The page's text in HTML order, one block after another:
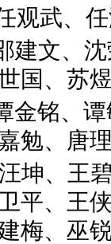
观武、
建文、
国、苏
金铭、
勉、唐
坤、王
平、王
梅、巫